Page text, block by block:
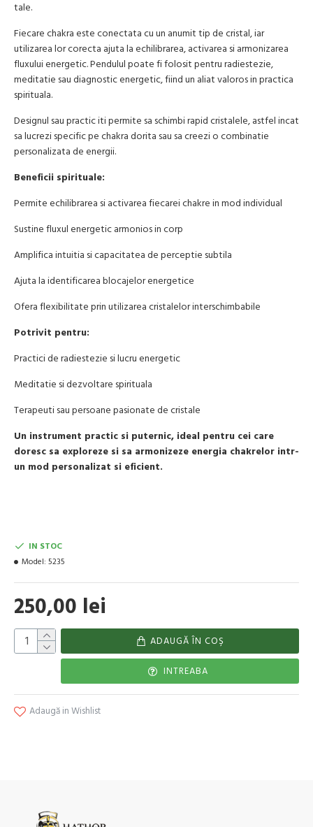
tale.
Fiecare chakra este conectata cu un anumit tip de cristal, iar
utilizarea lor corecta ajuta la echilibrarea, activarea si armonizarea
fluxului energetic. Pendulul poate fi folosit pentru radiestezie,
meditatie sau diagnostic energetic, fiind un aliat valoros in practica
spirituala.
Designul sau practic iti permite sa schimbi rapid cristalele, astfel incat
sa lucrezi specific pe chakra dorita sau sa creezi o combinatie
personalizata de energii.
Beneficii spirituale:
Permite echilibrarea si activarea fiecarei chakre in mod individual
Sustine fluxul energetic armonios in corp
Amplifica intuitia si capacitatea de perceptie subtila
Ajuta la identificarea blocajelor energetice
Ofera flexibilitate prin utilizarea cristalelor interschimbabile
Potrivit pentru:
Practici de radiestezie si lucru energetic
Meditatie si dezvoltare spirituala
Terapeuti sau persoane pasionate de cristale
Un instrument practic si puternic, ideal pentru cei care
doresc sa exploreze si sa armonizeze energia chakrelor intr-
un mod personalizat si eficient.
250,00 lei
IN STOC
Model: 5235
ADAUGĂ ÎN COŞ
INTREABA
Adaugă in Wishlist